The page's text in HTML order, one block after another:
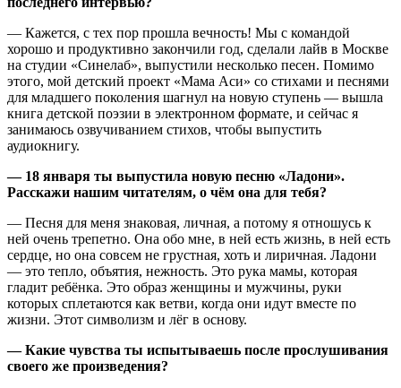
— Кажется, с тех пор прошла вечность! Мы с командой
хорошо и продуктивно закончили год, сделали лайв в Москве
на студии «Синелаб», выпустили несколько песен. Помимо
этого, мой детский проект «Мама Аси» со стихами и песнями
для младшего поколения шагнул на новую ступень — вышла
книга детской поэзии в электронном формате, и сейчас я
занимаюсь озвучиванием стихов, чтобы выпустить
аудиокнигу.
— 18 января ты выпустила новую песню «Ладони».
Расскажи нашим читателям, о чём она для тебя?
— Песня для меня знаковая, личная, а потому я отношусь к
ней очень трепетно. Она обо мне, в ней есть жизнь, в ней есть
сердце, но она совсем не грустная, хоть и лиричная. Ладони
— это тепло, объятия, нежность. Это рука мамы, которая
гладит ребёнка. Это образ женщины и мужчины, руки
которых сплетаются как ветви, когда они идут вместе по
жизни. Этот символизм и лёг в основу.
— Какие чувства ты испытываешь после прослушивания
своего же произведения?